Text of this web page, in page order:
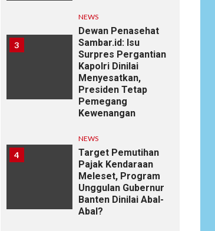
3
NEWS
Dewan Penasehat
Sambar.id: Isu
Surpres Pergantian
Kapolri Dinilai
Menyesatkan,
Presiden Tetap
Pemegang
Kewenangan
4
NEWS
Target Pemutihan
Pajak Kendaraan
Meleset, Program
Unggulan Gubernur
Banten Dinilai Abal-
Abal?